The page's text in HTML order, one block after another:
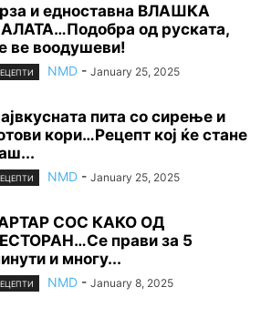
и едноставна ВЛАШКА
од руската,
ве воодушеви!
NMD - January 25, 2025
пита со сирење и
кори…Рецепт кој ќе стане
NMD - January 25, 2025
СОС КАКО ОД
прави за 5
и многу...
NMD - January 8, 2025